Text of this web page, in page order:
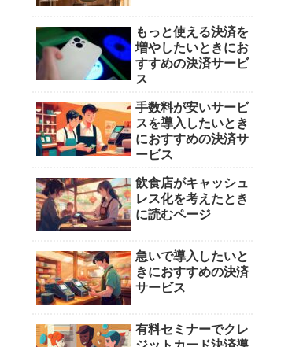
もっと使える決済を
増やしたいときにお
すすめの決済サービ
ス
手数料が安いサービ
スを導入したいとき
におすすめの決済サ
ービス
飲食店がキャッシュ
レス化を考えたとき
に読むページ
急いで導入したいと
きにおすすめの決済
サービス
有料セミナーでクレ